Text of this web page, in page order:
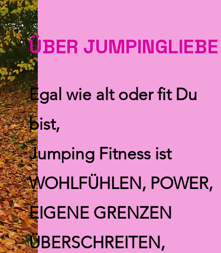
ÜBER JUMPINGLIEBE
Egal wie alt oder fit Du
bist,
Jumping Fitness ist
WOHLFÜHLEN, POWER,
EIGENE GRENZEN
ÜBERSCHREITEN,